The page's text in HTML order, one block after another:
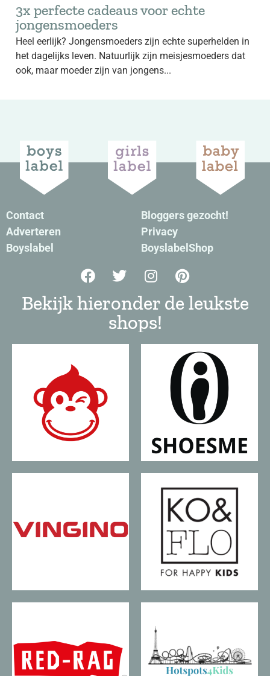
3x perfecte cadeaus voor echte
jongensmoeders
Heel eerlijk? Jongensmoeders zijn echte superhelden in
het dagelijks leven. Natuurlijk zijn meisjesmoeders dat
ook, maar moeder zijn van jongens...
Contact
Adverteren
Boyslabel
Bloggers gezocht!
Privacy
BoyslabelShop
Bekijk hieronder de leukste
shops!